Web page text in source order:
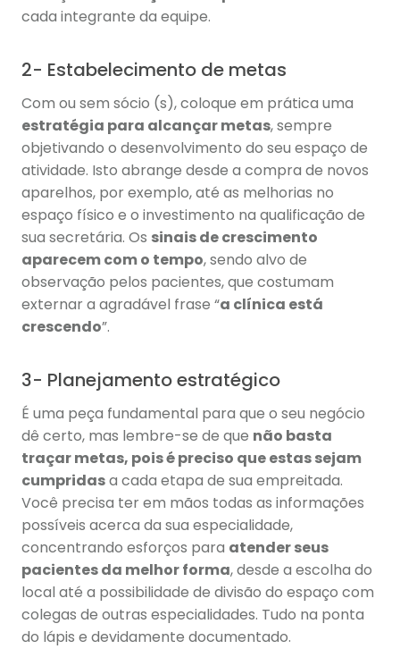
cada integrante da equipe.
2- Estabelecimento de metas
Com ou sem sócio (s), coloque em prática uma
estratégia para alcançar metas, sempre
objetivando o desenvolvimento do seu espaço de
atividade. Isto abrange desde a compra de novos
aparelhos, por exemplo, até as melhorias no
espaço físico e o investimento na qualificação de
sua secretária. Os sinais de crescimento
aparecem com o tempo, sendo alvo de
observação pelos pacientes, que costumam
externar a agradável frase “a clínica está
crescendo”.
3- Planejamento estratégico
É uma peça fundamental para que o seu negócio
dê certo, mas lembre-se de que não basta
traçar metas, pois é preciso que estas sejam
cumpridasa cada etapa de sua empreitada.
Você precisa ter em mãos todas as informações
possíveis acerca da sua especialidade,
concentrando esforços para atender seus
pacientes da melhor forma, desde a escolha do
local até a possibilidade de divisão do espaço com
colegas de outras especialidades. Tudo na ponta
do lápis e devidamente documentado.